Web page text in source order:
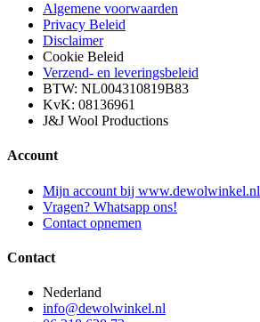
Algemene voorwaarden
Privacy Beleid
Disclaimer
Cookie Beleid
Verzend- en leveringsbeleid
BTW: NL004310819B83
KvK: 08136961
J&J Wool Productions
Account
Mijn account bij www.dewolwinkel.nl
Vragen? Whatsapp ons!
Contact opnemen
Contact
Nederland
info@dewolwinkel.nl